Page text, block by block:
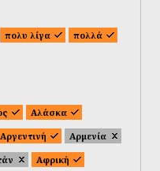
πολυ λίγα
πολλά
Αλάσκα
Αργεντινή
Αρμενία
Αφρική